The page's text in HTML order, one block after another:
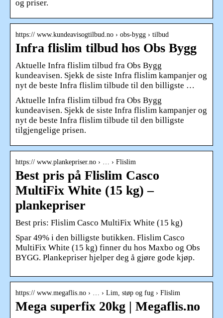
og priser.
https:// www.kundeavisogtilbud.no › obs-bygg › tilbud
Infra flislim tilbud hos Obs Bygg
Aktuelle Infra flislim tilbud fra Obs Bygg
kundeavisen. Sjekk de siste Infra flislim kampanjer og
nyt de beste Infra flislim tilbude til den billigste …
Aktuelle Infra flislim tilbud fra Obs Bygg
kundeavisen. Sjekk de siste Infra flislim kampanjer og
nyt de beste Infra flislim tilbude til den billigste
tilgjengelige prisen.
https:// www.plankepriser.no › … › Flislim
Best pris på Flislim Casco
MultiFix White (15 kg) –
plankepriser
Best pris: Flislim Casco MultiFix White (15 kg)
Spar 49% i den billigste butikken. Flislim Casco
MultiFix White (15 kg) finner du hos Maxbo og Obs
BYGG. Plankepriser hjelper deg å gjøre gode kjøp.
https:// www.megaflis.no › … › Lim, støp og fug › Flislim
Mega superfix 20kg | Megaflis.no